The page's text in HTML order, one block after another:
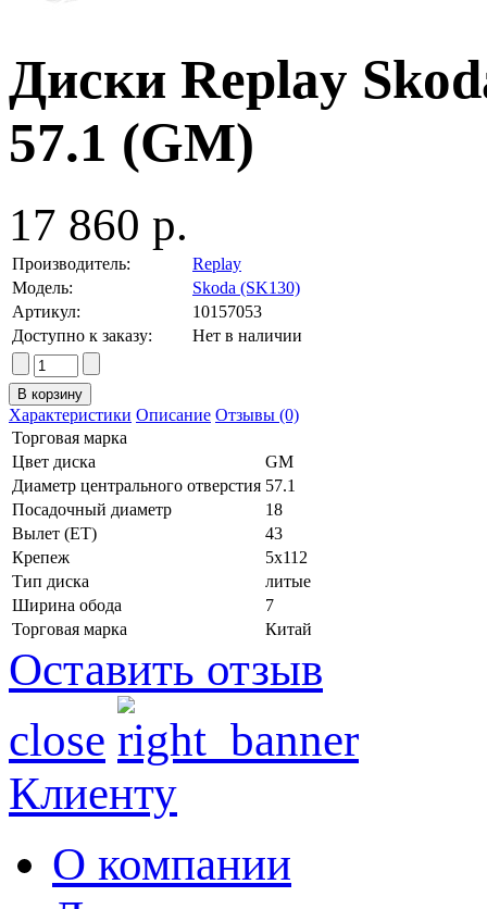
Диски Replay
57.1 (GM)
17 860 р.
Производитель:
Replay
Модель:
Skoda (SK130)
Артикул:
10157053
Доступно к заказу:
Нет в наличии
Характеристики Описание Отзывы (0)
Торговая марка
Цвет диска
GM
Диаметр центрального отверстия 57.1
Посадочный диаметр
18
Вылет (ET)
43
Крепеж
5x112
Тип диска
литые
Ширина обода
7
Торговая марка
Китай
Оставить отзыв
close
Клиенту
О компании